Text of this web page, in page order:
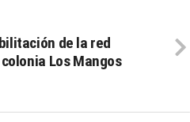
de la red
Los Mangos